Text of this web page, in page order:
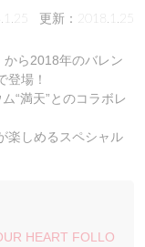
更新：2018.1.25
から2018年のバレン
登場！
“満天”とのコラボレ
楽しめるスペシャル
HEART FOLLO